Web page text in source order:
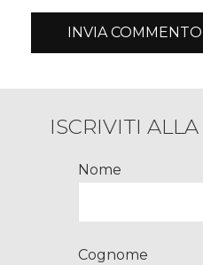
ISCRIVITI
Nome
Cognome